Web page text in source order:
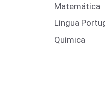
Matemática
Língua
Química